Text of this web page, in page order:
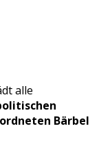
alle
Bärbel